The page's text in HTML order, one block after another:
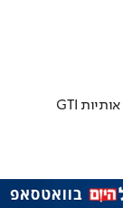
פיג'ו חושפת את הגרסה הספורטיבית של ה-208 עם אותיות GTI